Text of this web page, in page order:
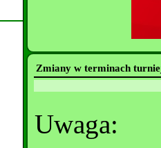
Zmiany w terminach
Uwaga: